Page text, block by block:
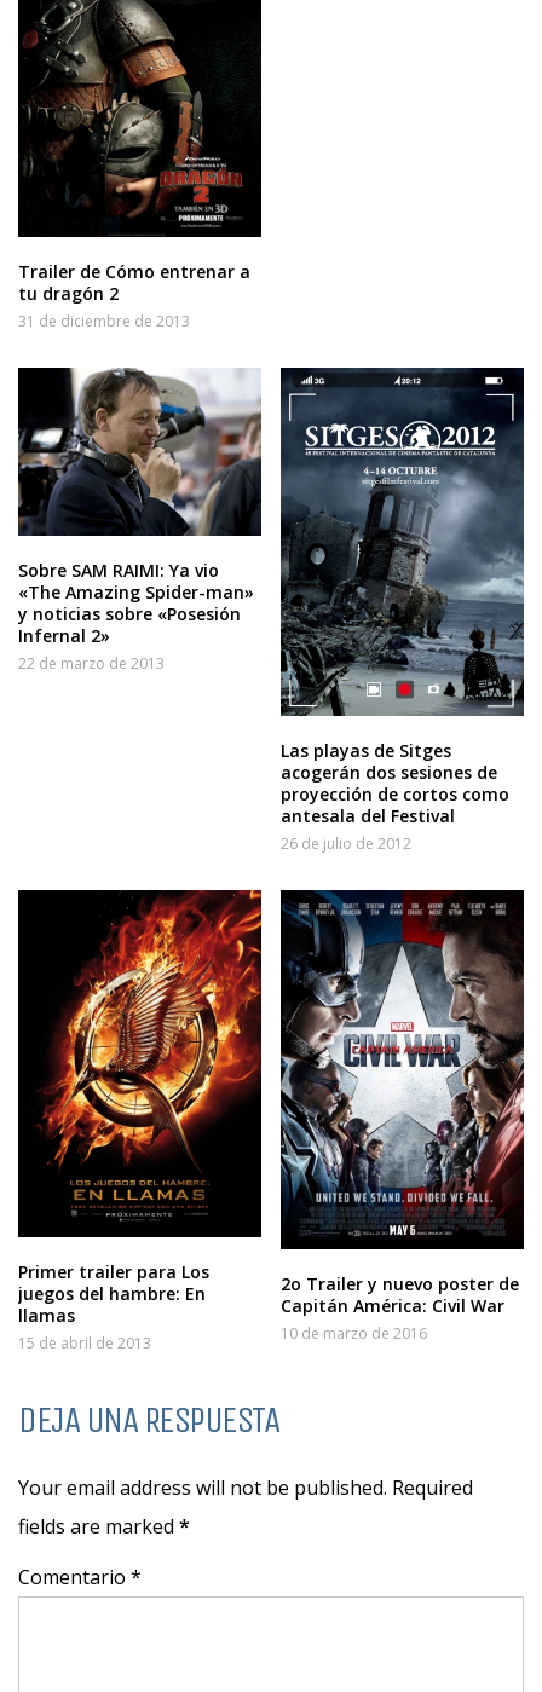
Trailer de Cómo entrenar a
tu dragón 2
31 de diciembre de 2013
Sobre SAM RAIMI: Ya vio
«The Amazing Spider-man»
y noticias sobre «Posesión
Infernal 2»
22 de marzo de 2013
Las playas de Sitges
acogerán dos sesiones de
proyección de cortos como
antesala del Festival
26 de julio de 2012
Primer trailer para Los
juegos del hambre: En
llamas
15 de abril de 2013
2o Trailer y nuevo poster de
Capitán América: Civil War
10 de marzo de 2016
DEJA UNA RESPUESTA
Your email address will not be published. Required
fields are marked *
Comentario *